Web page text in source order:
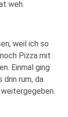
weh.
weil ich so
Pizza mit
Einmal ging
rum, da